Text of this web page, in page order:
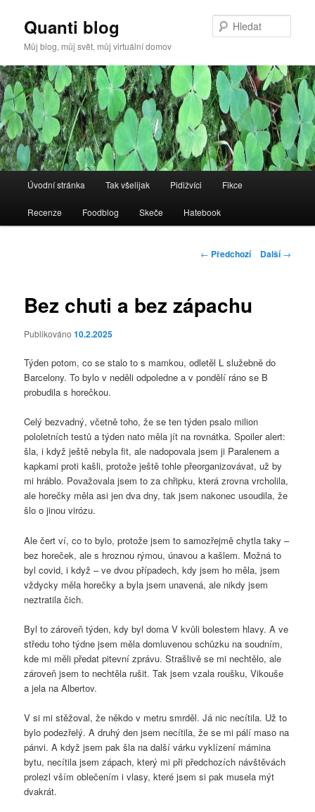
Quanti blog
Můj blog, můj svět, můj virtuální domov
navigační
Přejít
k
webu
Úvodní stránka Tak všelijak Pidižvíci Fikce
Recenze Foodblog Skeče Hatebook
Navigace
← Předchozí Další→
Bez chuti a bez zápachu
Publikováno10.2.2025
Týden potom, co se stalo to s mamkou, odletěl L služebně do
Barcelony. To bylo v neděli odpoledne a v pondělí ráno se B
probudila s horečkou.
Celý bezvadný, včetně toho, že se ten týden psalo milion
pololetních testů a týden nato měla jít na rovnátka. Spoiler alert:
šla, i když ještě nebyla fit, ale nadopovala jsem ji Paralenem a
kapkami proti kašli, protože ještě tohle přeorganizovávat, už by
mi hráblo. Považovala jsem to za chřipku, která zrovna vrcholila,
ale horečky měla asi jen dva dny, tak jsem nakonec usoudila, že
šlo o jinou virózu.
Ale čert ví, co to bylo, protože jsem to samozřejmě chytla taky –⁠⁠⁠⁠⁠⁠
bez horeček, ale s hroznou rýmou, únavou a kašlem. Možná to
byl covid, i když –⁠⁠⁠⁠⁠⁠ ve dvou případech, kdy jsem ho měla, jsem
vždycky měla horečky a byla jsem unavená, ale nikdy jsem
neztratila čich.
Byl to zároveň týden, kdy byl doma V kvůli bolestem hlavy. A ve
středu toho týdne jsem měla domluvenou schůzku na soudním,
kde mi měli předat pitevní zprávu. Strašlivě se mi nechtělo, ale
zároveň jsem to nechtěla rušit. Tak jsem vzala roušku, Vikouše
a jela na Albertov.
V si mi stěžoval, že někdo v metru smrděl. Já nic necítila. Už to
bylo podezřelý. A druhý den jsem necítila, že se mi pálí maso na
pánvi. A když jsem pak šla na další várku vyklízení mámina
bytu, necítila jsem zápach, který mi při předchozích návštěvách
prolezl vším oblečením i vlasy, které jsem si pak musela mýt
dvakrát.